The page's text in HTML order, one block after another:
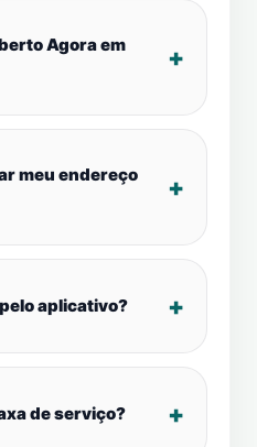
Agora em
meu endereço
aplicativo?
de serviço?